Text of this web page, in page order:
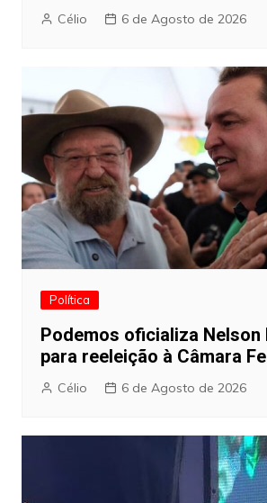
Célio 6 de Agosto de 2026
Política
Podemos oficializa Nelson
para reeleição à Câmara
Célio 6 de Agosto de 2026